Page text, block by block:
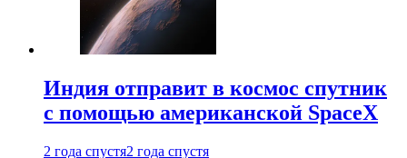
Индия отправит в космос спутник
с помощью американской SpaceX
2 года спустя2 года спустя